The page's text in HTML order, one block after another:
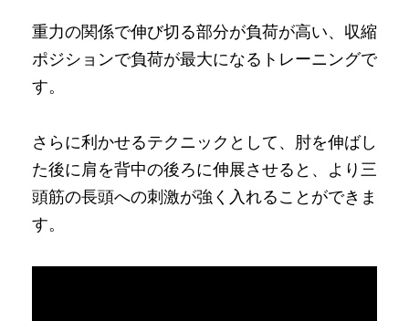
重力の関係で伸び切る部分が負荷が高い、収縮
ポジションで負荷が最大になるトレーニングで
す。
さらに利かせるテクニックとして、肘を伸ばし
た後に肩を背中の後ろに伸展させると、より三
頭筋の長頭への刺激が強く入れることができま
す。